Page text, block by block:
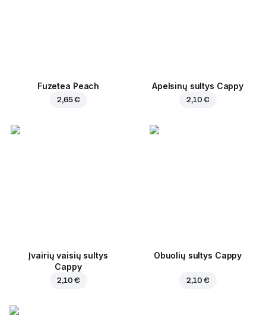
Fuzetea Peach
2,65 €
Apelsinų sultys Cappy
2,10 €
Įvairių vaisių sultys
Cappy
2,10 €
Obuolių sultys Cappy
2,10 €